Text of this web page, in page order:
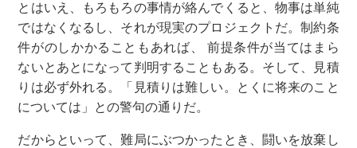
とはいえ、もろもろの事情が絡んでくると、物事は単純
ではなくなるし、それが現実のプロジェクトだ。制約条
件がのしかかることもあれば、 前提条件が当てはまら
ないとあとになって判明することもある。そして、見積
りは必ず外れる。「見積りは難しい。とくに将来のこと
については」との警句の通りだ。
だからといって、難局にぶつかったとき、闘いを放棄し